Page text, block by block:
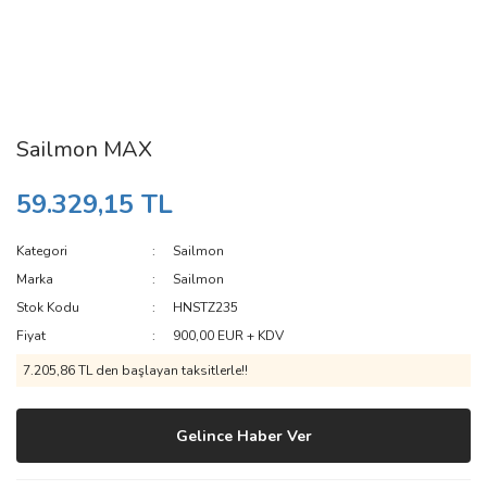
Sailmon MAX
59.329,15 TL
Kategori
Sailmon
Marka
Sailmon
Stok Kodu
HNSTZ235
Fiyat
900,00 EUR + KDV
7.205,86 TL den başlayan taksitlerle!!
Gelince Haber Ver